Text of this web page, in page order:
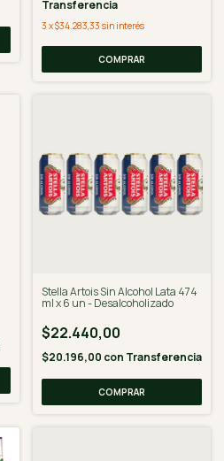
Transferencia
3 x$34.283,33 sin interés
Stella Artois Sin Alcohol Lata 474
ml x 6 un - Desalcoholizado
$22.440,00
$20.196,00 con Transferencia